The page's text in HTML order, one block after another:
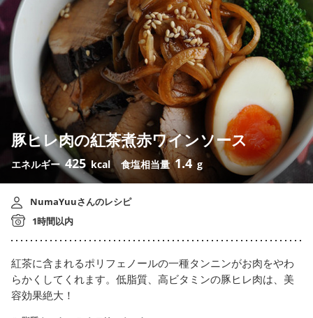
豚ヒレ肉の紅茶煮赤ワインソース
エネルギー425 kcal 食塩相当量1.4 g
NumaYuuさんのレシピ
1時間以内
紅茶に含まれるポリフェノールの一種タンニンがお肉をやわ
らかくしてくれます。低脂質、高ビタミンの豚ヒレ肉は、美
容効果絶大！